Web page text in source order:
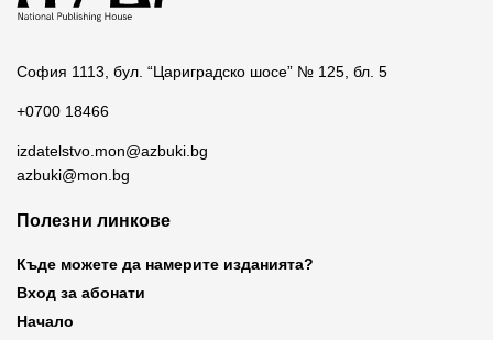
София 1113, бул. “Цариградско шосе” № 125, бл. 5
+0700 18466
izdatelstvo.mon@azbuki.bg
azbuki@mon.bg
Полезни линкове
Къде можете да намерите изданията?
Вход за абонати
Начало